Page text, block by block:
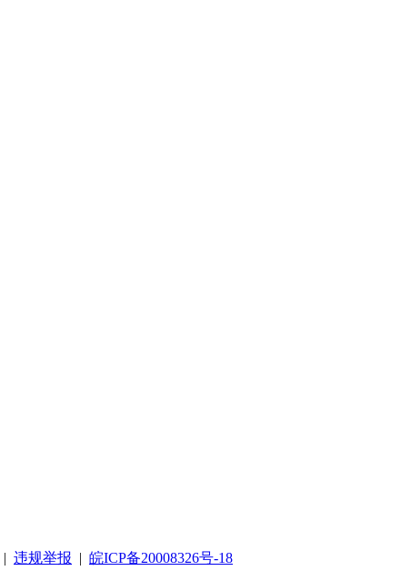
| 违规举报 | 皖ICP备20008326号-18